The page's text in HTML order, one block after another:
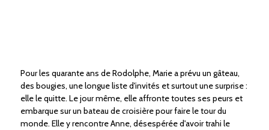
Pour les quarante ans de Rodolphe, Marie a prévu un gâteau,
des bougies, une longue liste d'invités et surtout une surprise :
elle le quitte. Le jour même, elle affronte toutes ses peurs et
embarque sur un bateau de croisière pour faire le tour du
monde. Elle y rencontre Anne, désespérée d'avoir trahi le